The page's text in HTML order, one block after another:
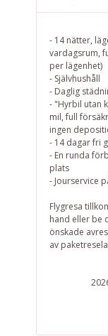
- 14 nätter,
vardagsrum,
per lägenhet)
- Självhushåll
- Daglig
- "Hyrbil utan
mil, full
ingen
- 14 dagar fri
- En runda
plats
- Jourservice
Flygresa
hand eller be
önskade
av